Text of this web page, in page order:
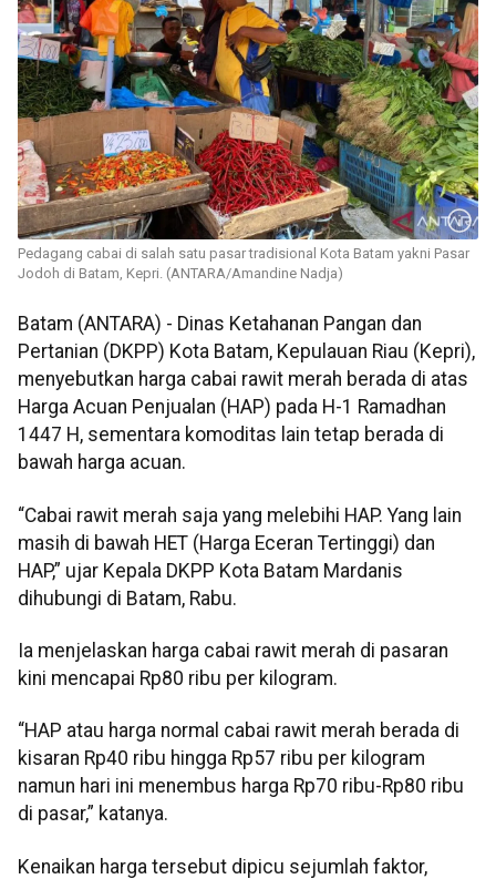
Pedagang cabai di salah satu pasar tradisional Kota Batam yakni Pasar
Jodoh di Batam, Kepri. (ANTARA/Amandine Nadja)
Batam (ANTARA) - Dinas Ketahanan Pangan dan
Pertanian (DKPP) Kota Batam, Kepulauan Riau (Kepri),
menyebutkan harga cabai rawit merah berada di atas
Harga Acuan Penjualan (HAP) pada H-1 Ramadhan
1447 H, sementara komoditas lain tetap berada di
bawah harga acuan.
“Cabai rawit merah saja yang melebihi HAP. Yang lain
masih di bawah HET (Harga Eceran Tertinggi) dan
HAP,” ujar Kepala DKPP Kota Batam Mardanis
dihubungi di Batam, Rabu.
Ia menjelaskan harga cabai rawit merah di pasaran
kini mencapai Rp80 ribu per kilogram.
“HAP atau harga normal cabai rawit merah berada di
kisaran Rp40 ribu hingga Rp57 ribu per kilogram
namun hari ini menembus harga Rp70 ribu-Rp80 ribu
di pasar,” katanya.
Kenaikan harga tersebut dipicu sejumlah faktor,